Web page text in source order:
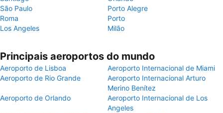
São Paulo
Porto Alegre
Roma
Porto
Los Angeles
Milão
Principais aeroportos do mundo
Aeroporto de Lisboa
Aeroporto Internacional de Miami
Aeroporto de Rio Grande
Aeroporto Internacional Arturo
Merino Benítez
Aeroporto de Orlando
Aeroporto Internacional de Los
Angeles